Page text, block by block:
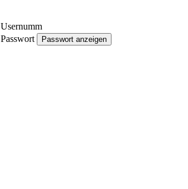
Usernumm
Passwort
Passwort anzeigen